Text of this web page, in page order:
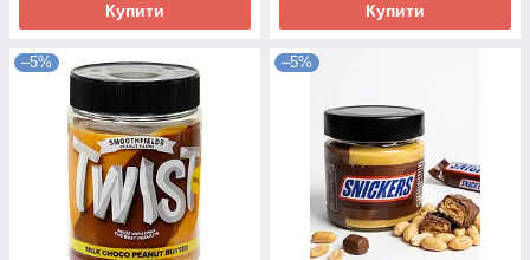
Купити Купити
–5% –5%